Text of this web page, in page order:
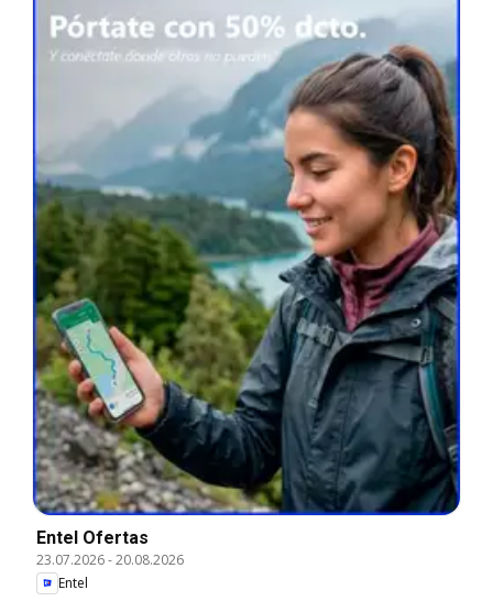
Entel Ofertas
23.07.2026-20.08.2026
Entel